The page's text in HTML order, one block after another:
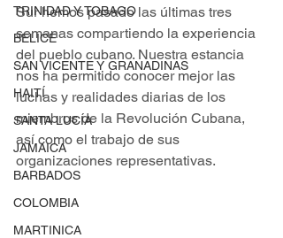
TRINIDAD Y TOBAGO
BELICE
SAN VICENTE Y GRANADINAS
HAITÍ
SANTA LUCÍA
JAMAICA
BARBADOS
COLOMBIA
MARTINICA
Sur hemos pasado las últimas tres
semanas compartiendo la experiencia
del pueblo cubano. Nuestra estancia
nos ha permitido conocer mejor las
luchas y realidades diarias de los
miembros de la Revolución Cubana,
así como el trabajo de sus
organizaciones representativas.